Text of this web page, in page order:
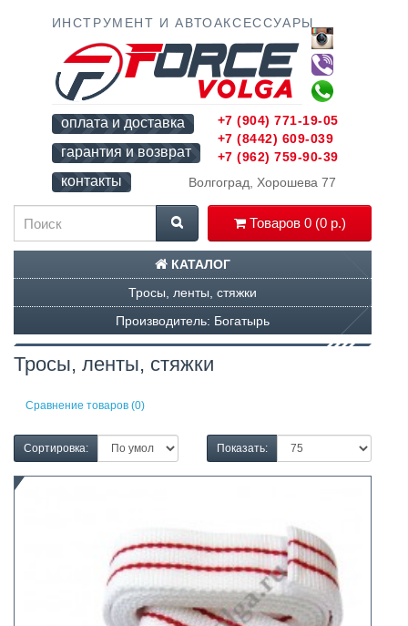
ИНСТРУМЕНТ И АВТОАКСЕССУАРЫ
оплата и доставка
гарантия и возврат
контакты
Волгоград, Хорошева 77
Товаров 0 (0 р.)
+7 (904) 771-19-05
+7 (8442) 609-039
+7 (962) 759-90-39
КАТАЛОГ
Тросы, ленты, стяжки
Производитель: Богатырь
Тросы, ленты, стяжки
Сравнение товаров (0)
Сортировка: Показать: